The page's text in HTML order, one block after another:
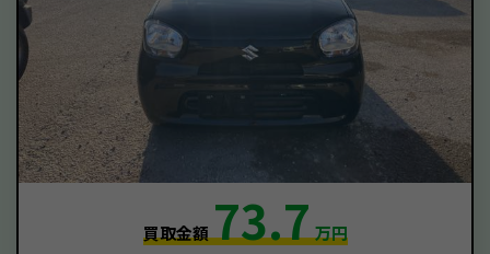
買取金額73.7万円